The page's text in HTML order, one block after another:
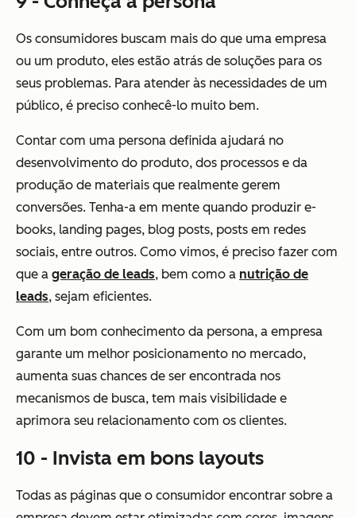
Os consumidores buscam mais do que uma empresa
ou um produto, eles estão atrás de soluções para os
seus problemas. Para atender às necessidades de um
público, é preciso conhecê-lo muito bem.
Contar com uma persona definida ajudará no
desenvolvimento do produto, dos processos e da
produção de materiais que realmente gerem
conversões. Tenha-a em mente quando produzir e-
books, landing pages, blog posts, posts em redes
sociais, entre outros. Como vimos, é preciso fazer com
que a geração de leads, bem como a nutrição de
leads, sejam eficientes.
Com um bom conhecimento da persona, a empresa
garante um melhor posicionamento no mercado,
aumenta suas chances de ser encontrada nos
mecanismos de busca, tem mais visibilidade e
aprimora seu relacionamento com os clientes.
10 - Invista em bons layouts
Todas as páginas que o consumidor encontrar sobre a